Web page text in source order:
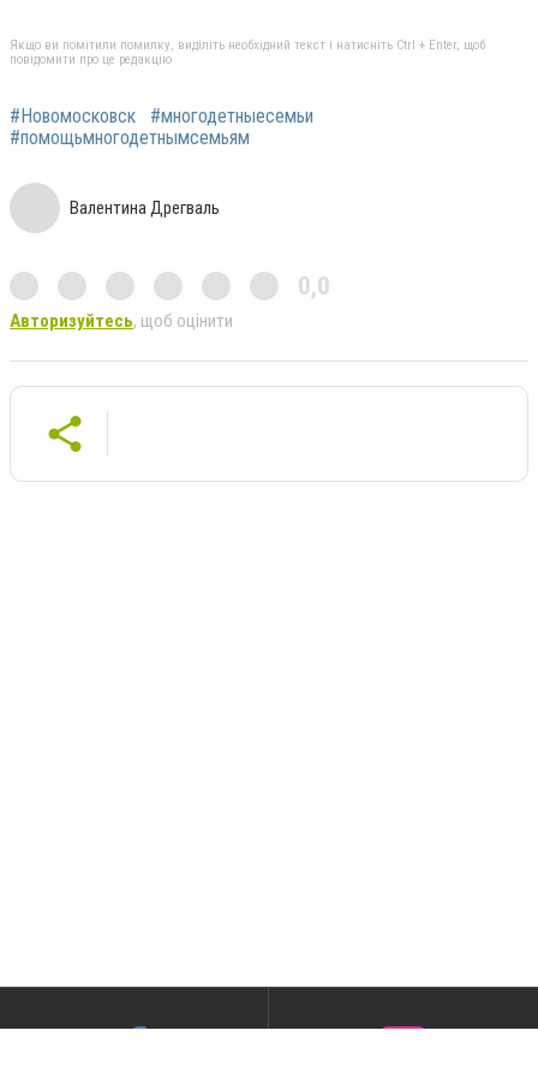
Якщо ви помітили помилку, виділіть необхідний текст і натисніть Ctrl + Enter, щоб
повідомити про це редакцію
#Новомосковск
#многодетныесемьи
#помощьмногодетнымсемьям
Валентина Дрегваль
0,0
Авторизуйтесь, щоб оцінити